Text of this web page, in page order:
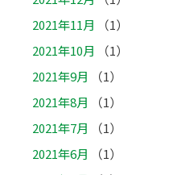
2021年11月
（1）
2021年10月
（1）
2021年9月
（1）
2021年8月
（1）
2021年7月
（1）
2021年6月
（1）